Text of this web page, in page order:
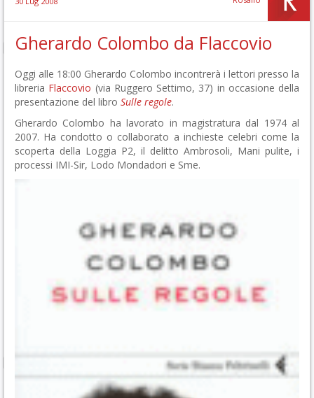
Gherardo Colombo da Flaccovio
Oggi alle 18:00 Gherardo Colombo incontrerà i lettori presso la
libreria Flaccovio (via Ruggero Settimo, 37) in occasione della
presentazione del libro Sulle regole.
Gherardo Colombo ha lavorato in magistratura dal 1974 al
2007. Ha condotto o collaborato a inchieste celebri come la
scoperta della Loggia P2, il delitto Ambrosoli, Mani pulite, i
processi IMI-Sir, Lodo Mondadori e Sme.